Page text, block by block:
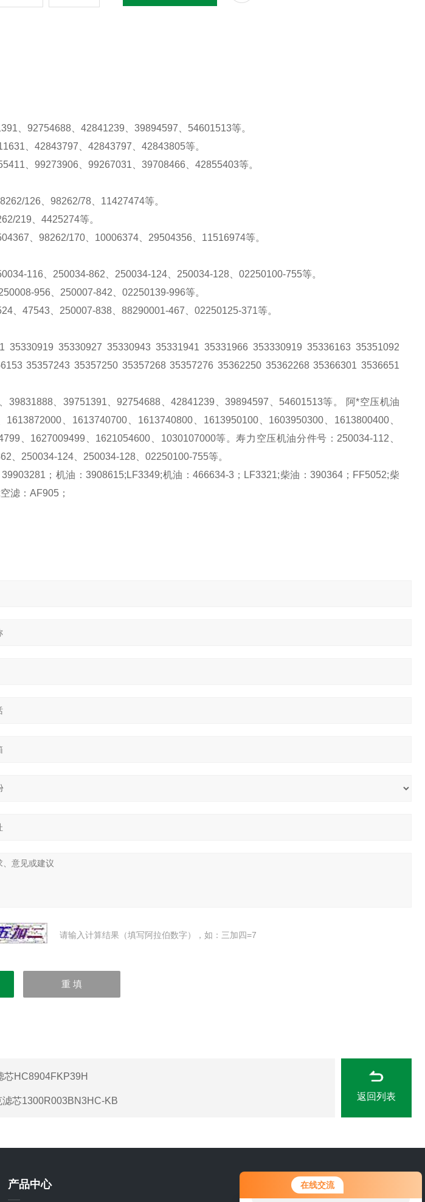
在线交流
您好！欢迎前来咨询，很高兴为您
服务，请问您要咨询什么问题呢？
、92754688、42841239、39894597、54601513等。
、42843797、42843797、42843805等。
、99273906、99267031、39708466、42855403等。
126、98262/78、11427474等。
219、4425274等。
、98262/170、10006374、29504356、11516974等。
116、250034-862、250034-124、250034-128、02250100-755等。
956、250007-842、02250139-996等。
、47543、250007-838、88290001-467、02250125-371等。
35330927 35330943 35331941 35331966 353330919 35336163 35351092
35357243 35357250 35357268 35357276 35362250 35362268 35366301 3536651
39831888、39751391、92754688、42841239、39894597、54601513等。 阿*空压机油
、1613740700、1613740800、1613950100、1603950300、1613800400、
、1627009499、1621054600、1030107000等。寿力空压机油分件号：250034-112、
、250034-124、250034-128、02250100-755等。
；机油：3908615;LF3349;机油：466634-3；LF3321;柴油：390364；FF5052;柴
滤：AF905；
请输入计算结果（填写阿拉伯数字），如：三加四=7
芯HC8904FKP39H
芯1300R003BN3HC-KB 返回列表
产品中心 0316-6227618